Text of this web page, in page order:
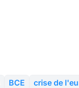
BCE crise de